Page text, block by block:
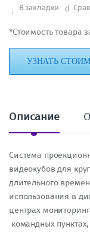
В закладки
*Стоимость товара
УЗНАТЬ
Описание
Система
видеокубов для
длительного
использования в
центрах
командных